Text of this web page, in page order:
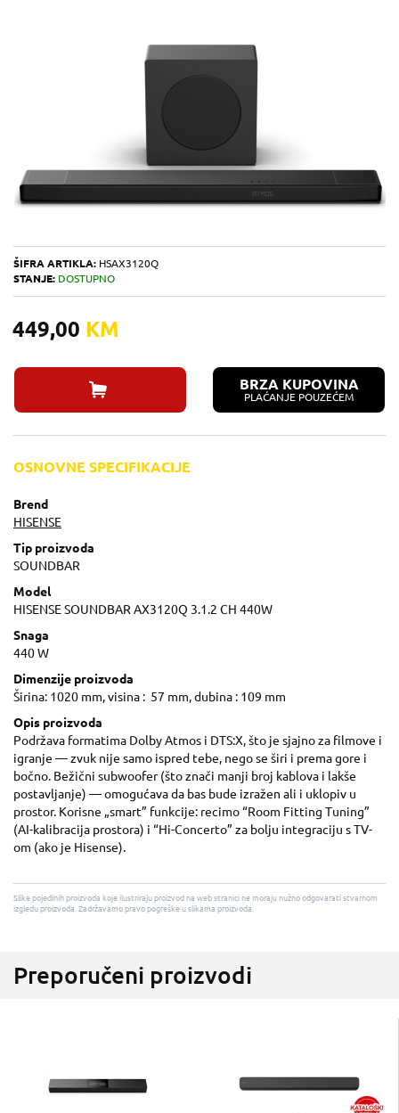
ŠIFRA ARTIKLA: HSAX3120Q
STANJE: DOSTUPNO
449,00 KM
BRZA KUPOVINA
PLAĆANJE POUZEĆEM
OSNOVNE SPECIFIKACIJE
Brend
HISENSE
Tip proizvoda
SOUNDBAR
Model
HISENSE SOUNDBAR AX3120Q 3.1.2 CH 440W
Snaga
440 W
Dimenzije proizvoda
Širina: 1020 mm, visina : 57 mm, dubina : 109 mm
Opis proizvoda
Podržava formatima Dolby Atmos i DTS:X, što je sjajno za filmove i
igranje — zvuk nije samo ispred tebe, nego se širi i prema gore i
bočno. Bežični subwoofer (što znači manji broj kablova i lakše
postavljanje) — omogućava da bas bude izražen ali i uklopiv u
prostor. Korisne „smart” funkcije: recimo “Room Fitting Tuning”
(AI-kalibracija prostora) i “Hi-Concerto” za bolju integraciju s TV-
om (ako je Hisense).
Slike pojedinih proizvoda koje ilustriraju proizvod na web stranici ne moraju nužno odgovarati stvarnom
izgledu proizvoda. Zadržavamo pravo pogreške u slikama proizvoda.
Preporučeni proizvodi